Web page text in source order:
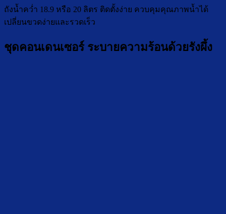
ถังน้ำคว่ำ 18.9 หรือ 20 ลิตร ติดตั้งง่าย ควบคุมคุณภาพน้ำได้
เปลี่ยนขวดง่ายและรวดเร็ว
ชุดคอนเดนเซอร์ ระบายความร้อนด้วยรังผึ้ง